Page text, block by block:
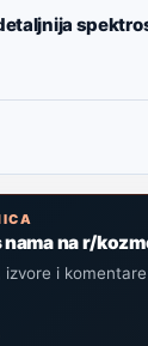
na r/
i